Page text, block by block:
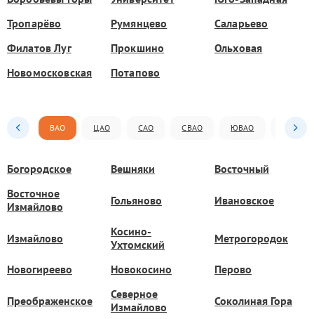
Тропарёво
Румянцево
Саларьево
Филатов Луг
Прокшино
Ольховая
Новомосковская
Потапово
ВАО ЦАО САО СВАО ЮВАО ЮАО
Богородское Вешняки
Восточный
Восточное
Измайлово
Гольяново Ивановское
Измайлово
Косино-
Ухтомский
Метрогородок
Новогиреево Новокосино Перово
Преображенское
Северное
Измайлово
Соколиная Гора